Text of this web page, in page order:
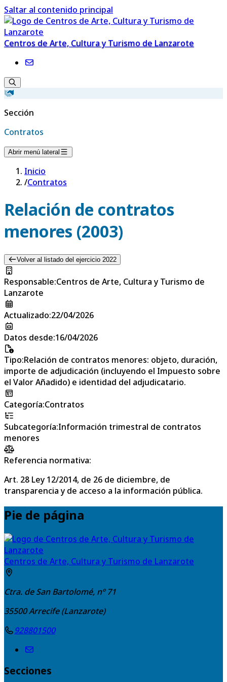
Saltar al contenido principal
Centros de Arte, Cultura y Turismo de Lanzarote
Sección
Contratos
Abrir menú lateral
Inicio
/Contratos
Relación de contratos
menores (2003)
Volver al listado del ejercicio 2022
Responsable:Centros de Arte, Cultura y Turismo de
Lanzarote
Actualizado:22/04/2026
Datos desde:16/04/2026
Tipo:Relación de contratos menores: objeto, duración,
importe de adjudicación (incluyendo el Impuesto sobre
el Valor Añadido) e identidad del adjudicatario.
Categoría:Contratos
Subcategoría:Información trimestral de contratos
menores
Referencia normativa:
Art. 28 Ley 12/2014, de 26 de diciembre, de
transparencia y de acceso a la información pública.
Pie de página
Centros de Arte, Cultura y Turismo de Lanzarote
Ctra. de San Bartolomé, nº 71
35500Arrecife (Lanzarote)
928801500
Secciones